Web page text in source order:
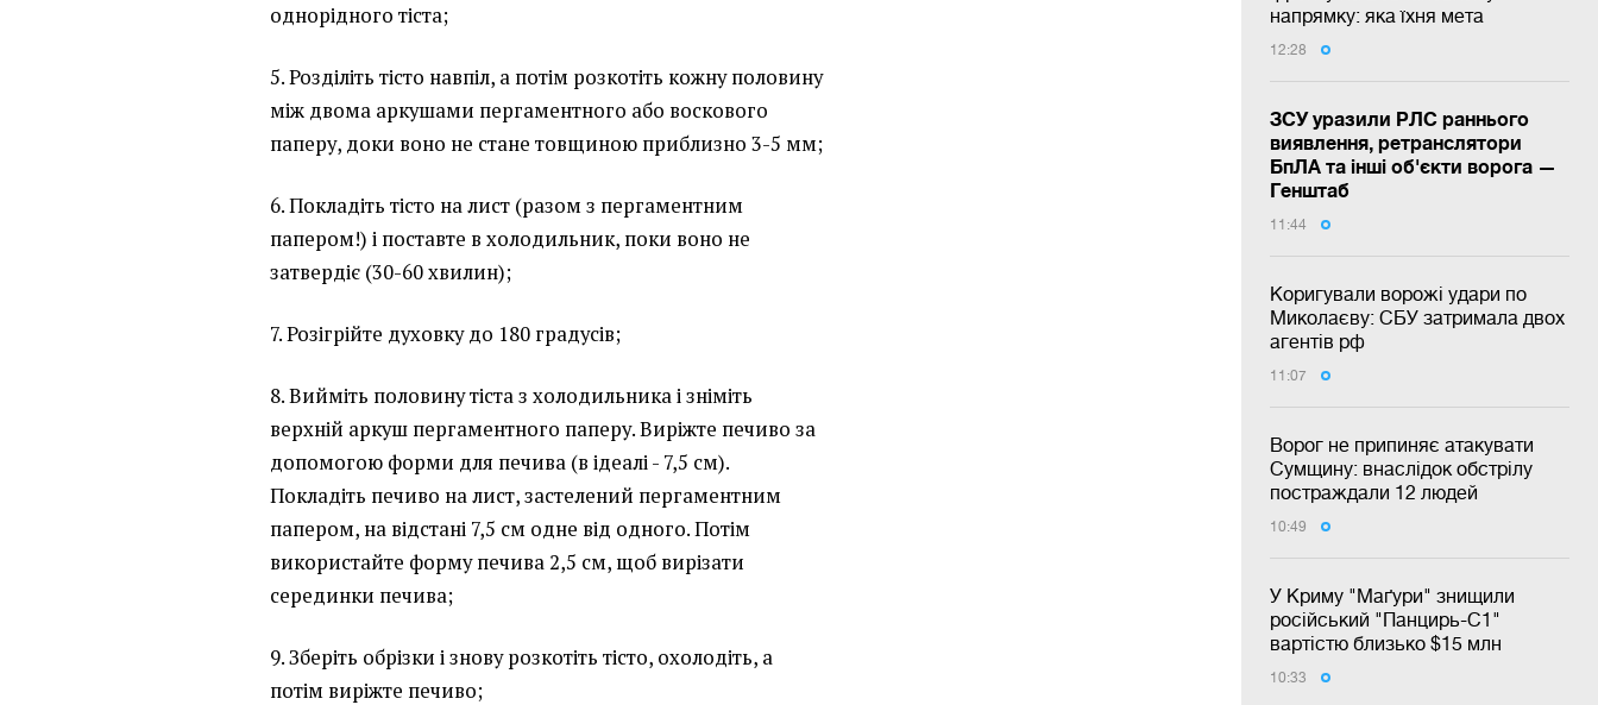
напрямку: яка їхня мета
12:28
ЗСУ уразили РЛС раннього
виявлення, ретранслятори
БпЛА та інші об'єкти ворога —
Генштаб
11:44
Коригували ворожі удари по
Миколаєву: СБУ затримала двох
агентів рф
11:07
Ворог не припиняє атакувати
Сумщину: внаслідок обстрілу
постраждали 12 людей
10:49
У Криму "Маґури" знищили
російський "Панцирь-С1"
вартістю близько $15 млн
10:33
однорідного тіста;
5. Розділіть тісто навпіл, а потім розкотіть кожну половину
між двома аркушами пергаментного або воскового
паперу, доки воно не стане товщиною приблизно 3-5 мм;
6. Покладіть тісто на лист (разом з пергаментним
папером!) і поставте в холодильник, поки воно не
затвердіє (30-60 хвилин);
7. Розігрійте духовку до 180 градусів;
8. Вийміть половину тіста з холодильника і зніміть
верхній аркуш пергаментного паперу. Виріжте печиво за
допомогою форми для печива (в ідеалі - 7,5 см).
Покладіть печиво на лист, застелений пергаментним
папером, на відстані 7,5 см одне від одного. Потім
використайте форму печива 2,5 см, щоб вирізати
серединки печива;
9. Зберіть обрізки і знову розкотіть тісто, охолодіть, а
потім виріжте печиво;